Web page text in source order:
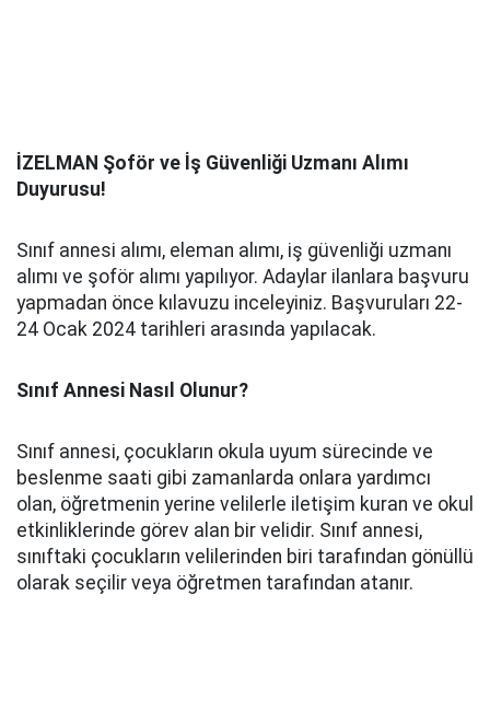
İZELMAN Şoför ve İş Güvenliği Uzmanı Alımı
Duyurusu!
Sınıf annesi alımı, eleman alımı, iş güvenliği uzmanı
alımı ve şoför alımı yapılıyor. Adaylar ilanlara başvuru
yapmadan önce kılavuzu inceleyiniz. Başvuruları 22-
24 Ocak 2024 tarihleri arasında yapılacak.
Sınıf Annesi Nasıl Olunur?
Sınıf annesi, çocukların okula uyum sürecinde ve
beslenme saati gibi zamanlarda onlara yardımcı
olan, öğretmenin yerine velilerle iletişim kuran ve okul
etkinliklerinde görev alan bir velidir. Sınıf annesi,
sınıftaki çocukların velilerinden biri tarafından gönüllü
olarak seçilir veya öğretmen tarafından atanır.